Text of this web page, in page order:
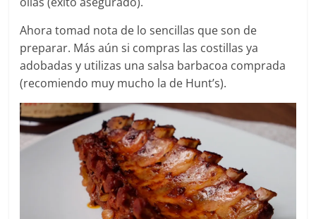
Ahora tomad nota de lo sencillas que son de
preparar. Más aún si compras las costillas ya
adobadas y utilizas una salsa barbacoa comprada
(recomiendo muy mucho la de Hunt’s).